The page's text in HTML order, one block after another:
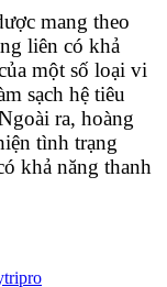
mang theo
liên có khả
một số loại vi
sạch hệ tiêu
ra, hoàng
tình trạng
khả năng thanh